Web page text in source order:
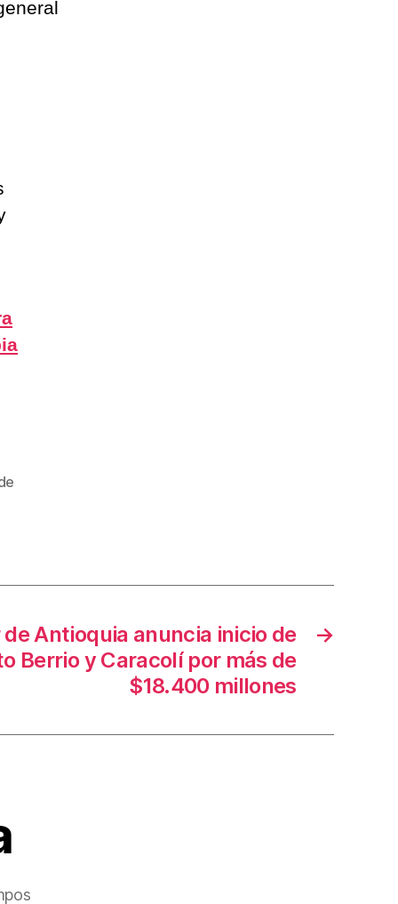
→
Antioquia anuncia inicio de
Berrio y Caracolí por más de
$18.400 millones